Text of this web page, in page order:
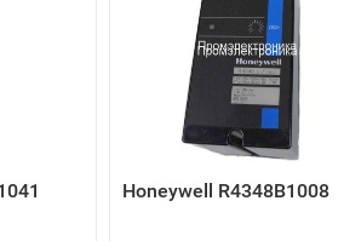
Honeywell R4348B1008